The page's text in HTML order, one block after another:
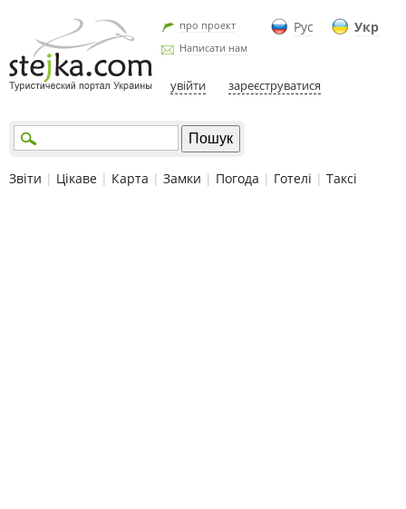
Рус Укр
про проект
Написати нам
увійти зареєструватися
Звіти | Цікаве | Карта | Замки | Погода | Готелі | Таксі